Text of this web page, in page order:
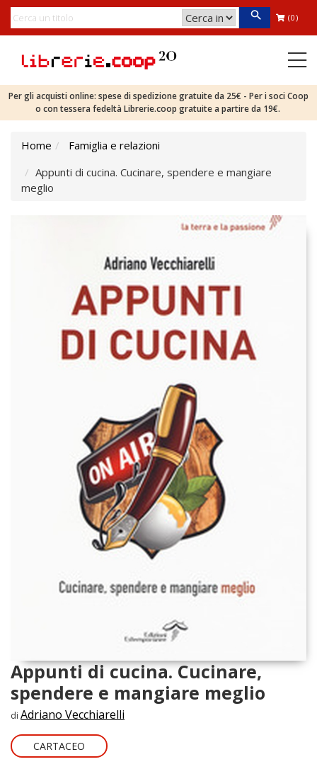
(0)
Per gli acquisti online: spese di spedizione gratuite da 25€ - Per i soci Coop
o con tessera fedeltà Librerie.coop gratuite a partire da 19€.
Home
Famiglia e relazioni
Appunti di cucina. Cucinare, spendere e mangiare
meglio
Appunti di cucina. Cucinare,
spendere e mangiare meglio
di Adriano Vecchiarelli
CARTACEO